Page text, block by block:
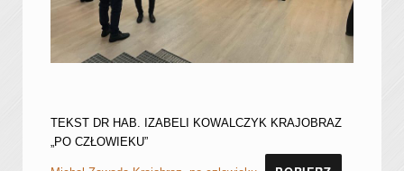
TEKST DR HAB. IZABELI KOWALCZYK KRAJOBRAZ
„PO CZŁOWIEKU”